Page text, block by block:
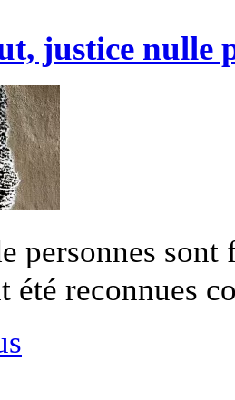
justice nulle
personnes sont
été reconnues